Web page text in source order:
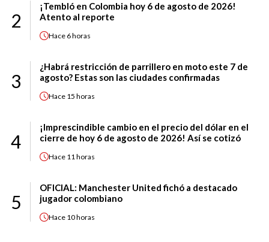
2
¡Tembló en Colombia hoy 6 de agosto de 2026!
Atento al reporte
Hace 6 horas
3
¿Habrá restricción de parrillero en moto este 7 de
agosto? Estas son las ciudades confirmadas
Hace 15 horas
4
¡Imprescindible cambio en el precio del dólar en el
cierre de hoy 6 de agosto de 2026! Así se cotizó
Hace 11 horas
5
OFICIAL: Manchester United fichó a destacado
jugador colombiano
Hace 10 horas